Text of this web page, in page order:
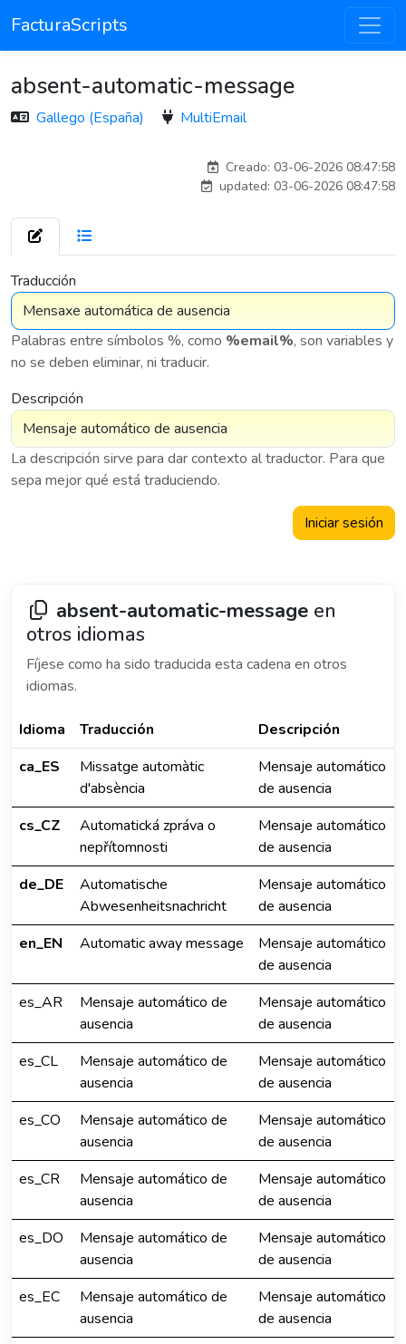
FacturaScripts
absent-automatic-message
Gallego (España) MultiEmail
Creado: 03-06-2026 08:47:58
updated: 03-06-2026 08:47:58
Traducción
Palabras entre símbolos %, como %email%, son variables y
no se deben eliminar, ni traducir.
Descripción
La descripción sirve para dar contexto al traductor. Para que
sepa mejor qué está traduciendo.
Iniciar sesión
absent-automatic-message en
otros idiomas
Fíjese como ha sido traducida esta cadena en otros
idiomas.
Idioma Traducción
Descripción
ca_ES
Missatge automàtic
d'absència
Mensaje automático
de ausencia
cs_CZ
Automatická zpráva o
nepřítomnosti
Mensaje automático
de ausencia
de_DE
Automatische
Abwesenheitsnachricht
Mensaje automático
de ausencia
en_EN
Automatic away message
Mensaje automático
de ausencia
es_AR
Mensaje automático de
ausencia
Mensaje automático
de ausencia
es_CL
Mensaje automático de
ausencia
Mensaje automático
de ausencia
es_CO
Mensaje automático de
ausencia
Mensaje automático
de ausencia
es_CR
Mensaje automático de
ausencia
Mensaje automático
de ausencia
es_DO
Mensaje automático de
ausencia
Mensaje automático
de ausencia
es_EC
Mensaje automático de
ausencia
Mensaje automático
de ausencia